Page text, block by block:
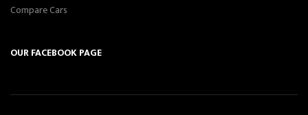
Compare Cars
OUR FACEBOOK PAGE